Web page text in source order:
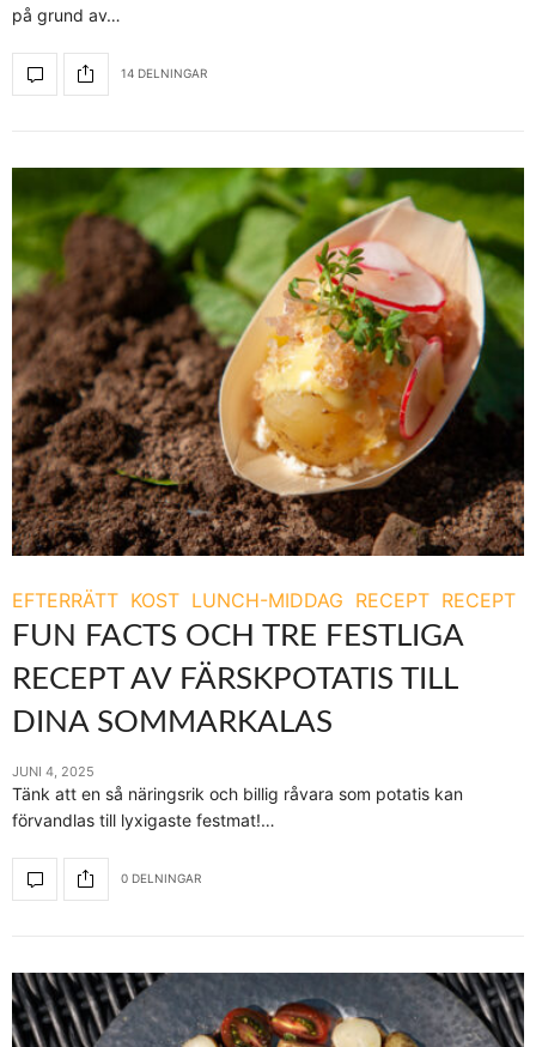
på grund av…
14 DELNINGAR
EFTERRÄTT KOST LUNCH-MIDDAG RECEPT RECEPT
FUN FACTS OCH TRE FESTLIGA
RECEPT AV FÄRSKPOTATIS TILL
DINA SOMMARKALAS
JUNI 4, 2025
Tänk att en så näringsrik och billig råvara som potatis kan
förvandlas till lyxigaste festmat!…
0 DELNINGAR